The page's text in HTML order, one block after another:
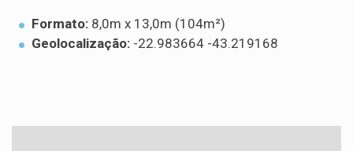
Formato: 8,0m x 13,0m (104m²)
Geolocalização: -22.983664 -43.219168